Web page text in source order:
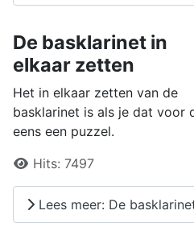
De basklarinet in
elkaar zetten
Het in elkaar zetten van de
basklarinet is als je dat voor
eens een puzzel.
Details
Hits: 7497
Lees meer: De